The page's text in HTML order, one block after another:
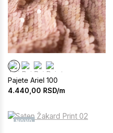
Pajete Ariel 100
4.440,00 RSD/m
NOVO